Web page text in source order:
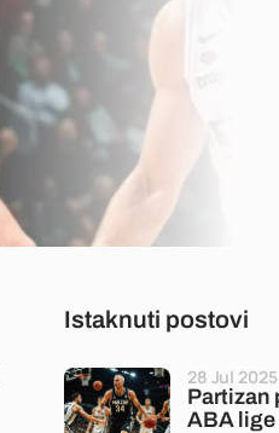
Istaknuti postovi
Partizan
ABA lige
28 Jul 2025